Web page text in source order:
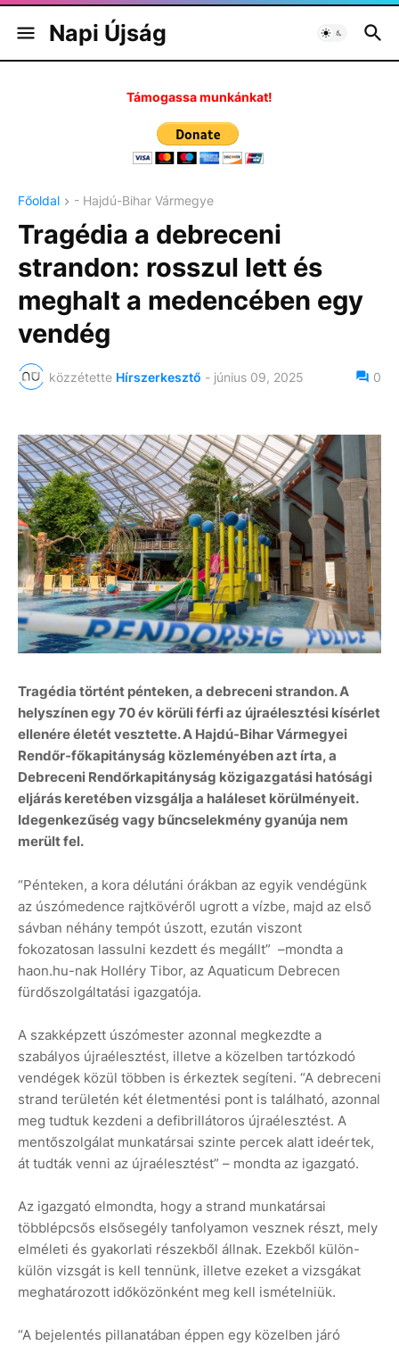
Napi Újság
Támogassa munkánkat!
Főoldal - Hajdú-Bihar Vármegye
Tragédia a debreceni
strandon: rosszul lett és
meghalt a medencében egy
vendég
közzétette Hírszerkesztő - június 09, 2025 0
Tragédia történt pénteken, a debreceni strandon. A
helyszínen egy 70 év körüli férfi az újraélesztési kísérlet
ellenére életét vesztette. A Hajdú-Bihar Vármegyei
Rendőr-főkapitányság közleményében azt írta, a
Debreceni Rendőrkapitányság közigazgatási hatósági
eljárás keretében vizsgálja a haláleset körülményeit.
Idegenkezűség vagy bűncselekmény gyanúja nem
merült fel.
“Pénteken, a kora délutáni órákban az egyik vendégünk
az úszómedence rajtkövéről ugrott a vízbe, majd az első
sávban néhány tempót úszott, ezután viszont
fokozatosan lassulni kezdett és megállt” –mondta a
haon.hu-nak Holléry Tibor, az Aquaticum Debrecen
fürdőszolgáltatási igazgatója.
A szakképzett úszómester azonnal megkezdte a
szabályos újraélesztést, illetve a közelben tartózkodó
vendégek közül többen is érkeztek segíteni. “A debreceni
strand területén két életmentési pont is található, azonnal
meg tudtuk kezdeni a defibrillátoros újraélesztést. A
mentőszolgálat munkatársai szinte percek alatt ideértek,
át tudták venni az újraélesztést” – mondta az igazgató.
Az igazgató elmondta, hogy a strand munkatársai
többlépcsős elsősegély tanfolyamon vesznek részt, mely
elméleti és gyakorlati részekből állnak. Ezekből külön-
külön vizsgát is kell tennünk, illetve ezeket a vizsgákat
meghatározott időközönként meg kell ismételniük.
“A bejelentés pillanatában éppen egy közelben járó